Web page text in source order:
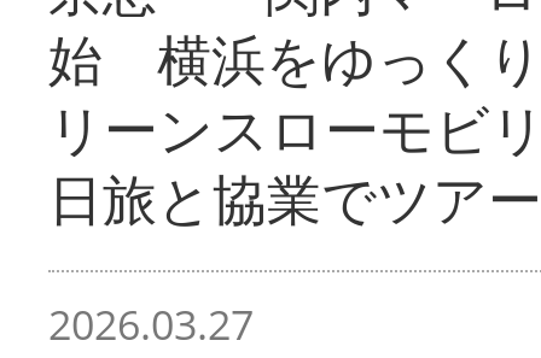
始 横浜をゆっく
リーンスローモ
日旅と協業でツアー
2026.03.27